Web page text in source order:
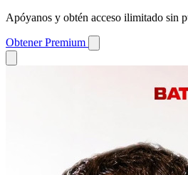
Apóyanos y obtén acceso ilimitado sin
Obtener Premium